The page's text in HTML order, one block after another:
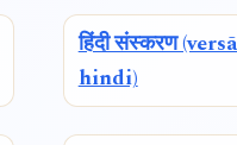
हिंदी संस्करण
hindi)